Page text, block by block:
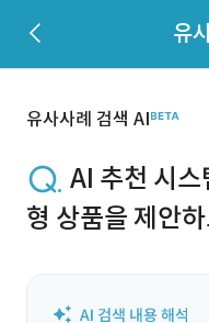
유
유사사례 검색 AI
AI 추천 시
형 상품을 제안